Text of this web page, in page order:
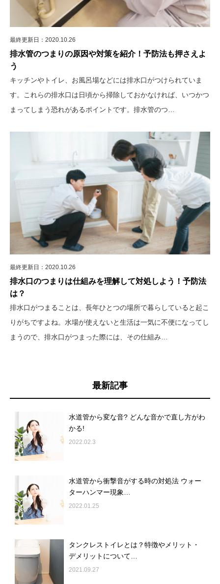
最終更新日：2020.10.26
排水管のつまりの原因や対策を紹介！予防法も押さえよ
う
キッチンやトイレ、お風呂場などには排水口がつけられていま
す。これらの排水口は日頃から掃除しておかなければ、いつかつ
まってしまう恐れがあるポイントです。排水管のつ…
最終更新日：2020.10.26
排水口のつまりは仕組みを理解して対処しよう！予防法
は？
排水口がつまることは、長年ひとつの場所で暮らしていると起こ
りがちですよね。水場が使えないと生活は一気に不便になってし
まうので、排水口がつまった際には、その仕組み…
最新記事
水道管から変な音? どんな音かで直し方がわ
かる!
2022.02.3
水道管から衝撃音がする時の対処法 ウォー
ターハンマー現象…
2022.01.25
タンクレストイレとは？特徴やメリット・
デメリットについて…
2021.09.27